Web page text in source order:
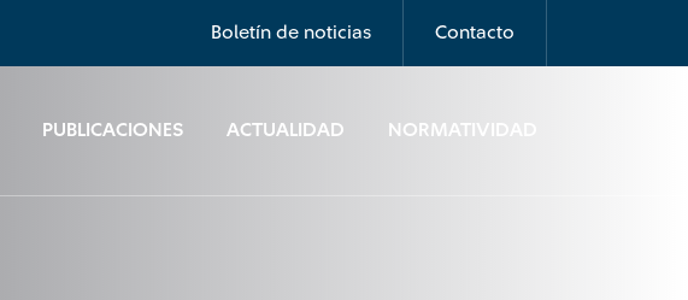
Boletín de noticias Contacto
PUBLICACIONES ACTUALIDAD NORMATIVIDAD